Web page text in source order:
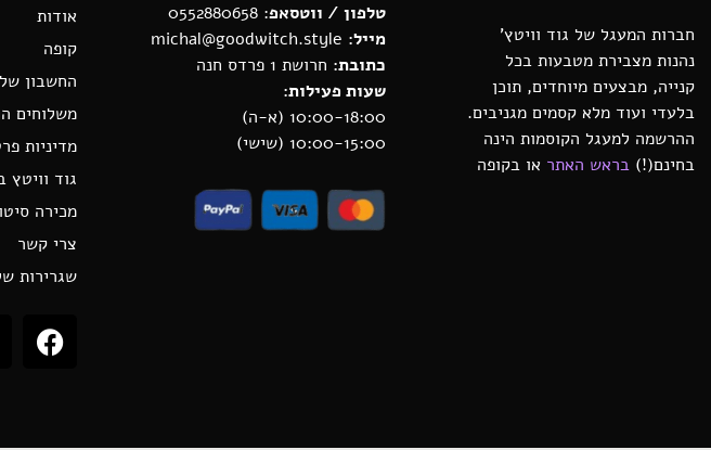
חברות המעגל של גוד וויטץ’
נהנות מצבירת מטבעות בכל
קנייה, מבצעים מיוחדים, תוכן
בלעדי ועוד מלא קסמים מגניבים.
ההרשמה למעגל הקוסמות הינה
בחינם(!) בראש האתר או בקופה
טלפון / ווטסאפ: 0552880658
מייל:
כתובת: חרושת 1 פרדס חנה
שעות פעילות:
10:00-18:00 (א-ה)
10:00-15:00 (שישי)
אודות
קופה
החשבון
משלוחים
מדיניות
גוד וויטץ
מכירה
צרי קשר
שגרירות